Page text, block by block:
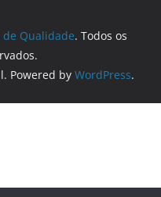
de Qualidade. Todos os
Powered by WordPress.